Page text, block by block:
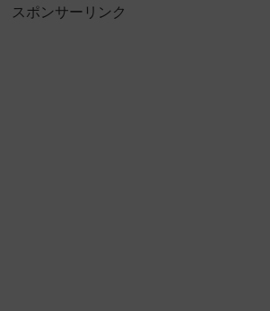
スポンサーリンク